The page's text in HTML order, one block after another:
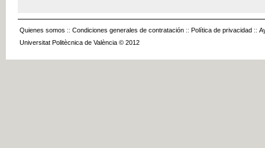
Quienes somos :: Condiciones generales de contratación :: Política de privacidad ::
Universitat Politècnica de València © 2012